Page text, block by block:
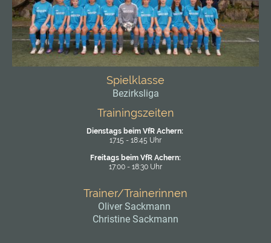
Spielklasse
Bezirksliga
Trainingszeiten
Dienstags beim VfR Achern:
17.15 - 18:45 Uhr
Freitags beim VfR Achern:
17:00 - 18:30 Uhr
Trainer/Trainerinnen
Oliver Sackmann
Christine Sackmann